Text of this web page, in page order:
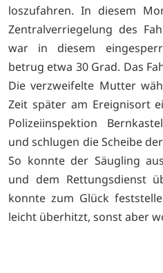
loszufahren. In diesem
Zentralverriegelung des
war in diesem
betrug etwa 30 Grad. Das
Die verzweifelte Mutter
Zeit später am Ereignisort
Polizeiinspektion
und schlugen die Scheibe
So konnte der Säugling
und dem Rettungsdienst
konnte zum Glück
leicht überhitzt, sonst aber